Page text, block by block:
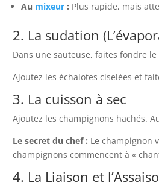
Au mixeur : Plus rapide, mais
2. La sudation
Dans une sauteuse, faites fondre
Ajoutez les échalotes ciselées et
3. La cuisson à sec
Ajoutez les champignons hachés.
Le secret du chef : Le champignon
champignons commencent à «
4. La Liaison et